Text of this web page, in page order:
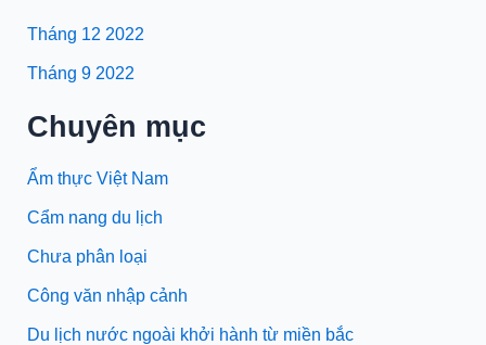
Tháng 12 2022
Tháng 9 2022
Chuyên mục
Ẩm thực Việt Nam
Cẩm nang du lịch
Chưa phân loại
Công văn nhập cảnh
Du lịch nước ngoài khởi hành từ miền bắc